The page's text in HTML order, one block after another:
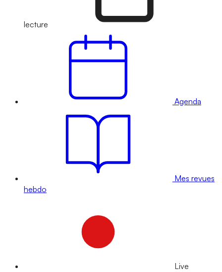
lecture
Agenda
Mes revues
hebdo
Live